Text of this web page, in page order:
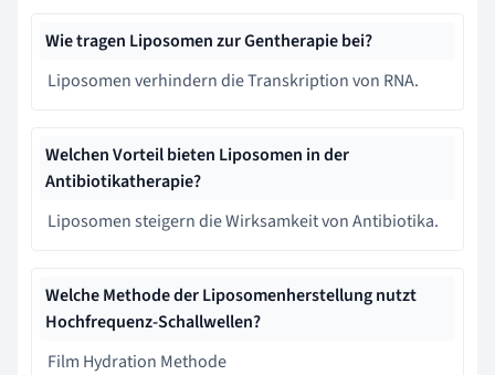
Wie tragen Liposomen zur Gentherapie bei?
Liposomen verhindern die Transkription von RNA.
Welchen Vorteil bieten Liposomen in der
Antibiotikatherapie?
Liposomen steigern die Wirksamkeit von Antibiotika.
Welche Methode der Liposomenherstellung nutzt
Hochfrequenz-Schallwellen?
Film Hydration Methode